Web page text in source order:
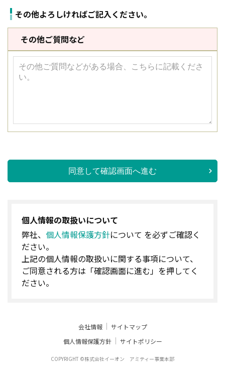
その他よろしければご記入ください。
その他ご質問など
同意して確認画面へ進む
個人情報の取扱いについて
弊社、 個人情報保護方針について を必ずご確認く
ださい。
上記の個人情報の取扱いに関する事項について、
ご同意される方は「確認画面に進む」を押してく
ださい。
会社情報
サイトマップ
個人情報保護方針
サイトポリシー
COPYRIGHT ©株式会社イーオン アミティー事業本部